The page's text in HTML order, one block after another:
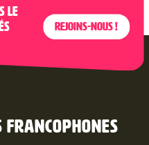
le
Rejoins-nous !
francophones